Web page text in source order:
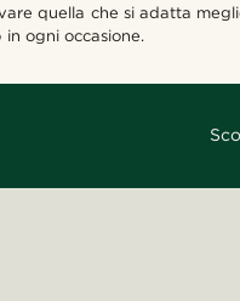
quella che si adatta
ogni occasione.